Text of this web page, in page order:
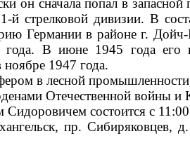
он сначала попал в
й стрелковой дивизии. В
Германии в районе г.
В июне 1945 года
1947 года.
в лесной
Отечественной войны
состоится с
пр. Сибиряковцев,